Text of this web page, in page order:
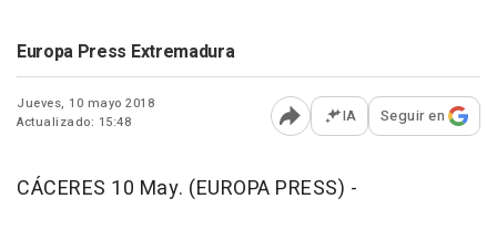
Europa Press Extremadura
Jueves, 10 mayo 2018
Actualizado: 15:48
Abrir opciones para
IA Seguir en
CÁCERES 10 May. (EUROPA PRESS) -